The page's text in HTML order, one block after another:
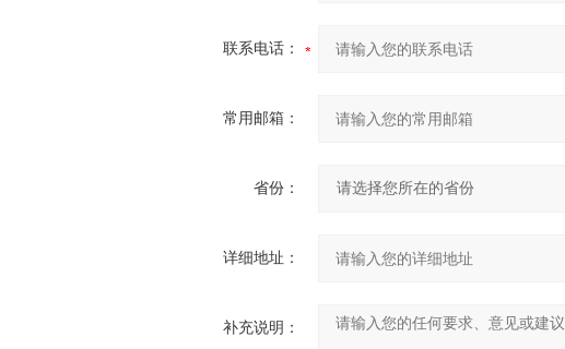
联系电话：
常用邮箱：
省份：
详细地址：
补充说明：